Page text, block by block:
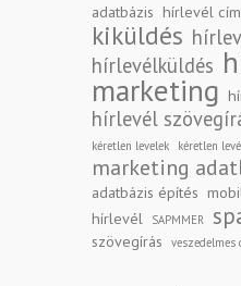
adatbázis hírlevél
kiküldés
hírlevélküldés
marketing
hírlevél
kéretlen levelek kéretlen
marketing
adatbázis építés
hírlevél
SAPMMER
szövegírás
veszedelmes